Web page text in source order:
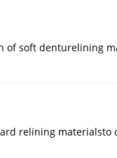
of soft denturelining
relining materialsto